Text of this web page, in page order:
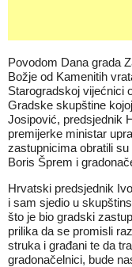
Povodom Dana grada
Božje od Kamenitih
Starogradskoj vijećnici
Gradske skupštine
Josipović, predsjednik
premijerke ministar
zastupnicima obratili
Boris Šprem i
Hrvatski predsjednik
i sam sjedio u
što je bio gradski
prilika da se promisli
struka i građani te da
gradonačelnici, bude